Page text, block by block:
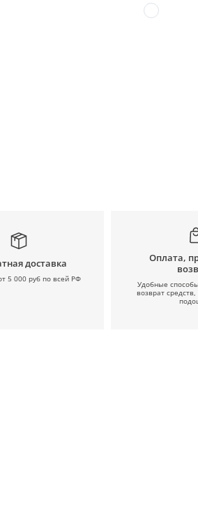
доставка
5 000 руб по всей РФ
Оплата,
Удобные
возврат